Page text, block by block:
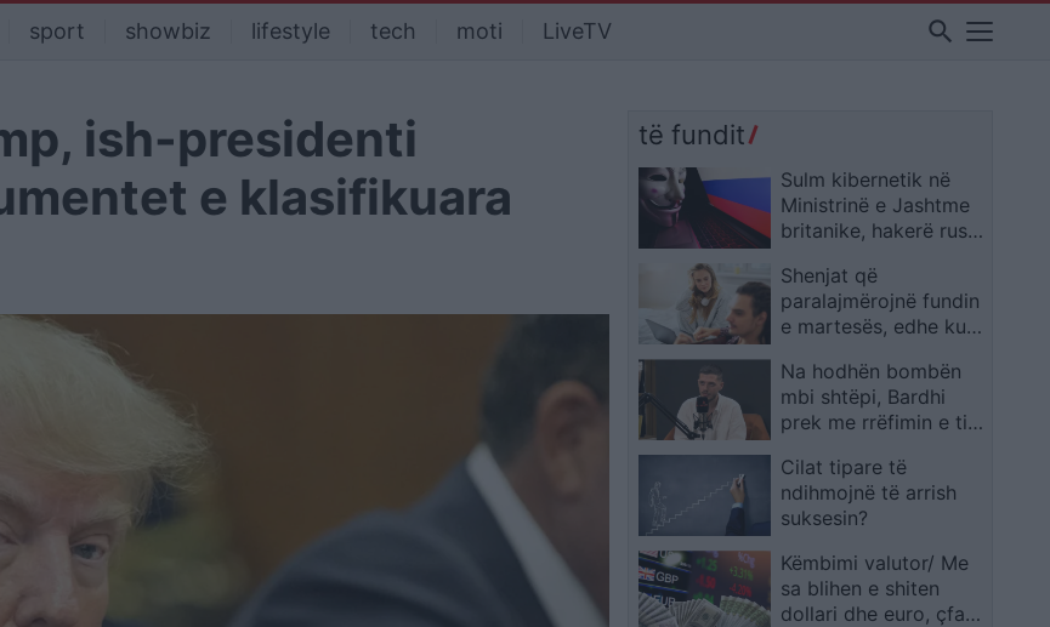
sport showbiz lifestyle tech moti LiveTV search
ish-presidenti
e klasifikuara
të fundit
Sulm kibernetik në
Ministrinë e Jashtme
britanike, hakerë rusë
dhënat qeveritare:
Vlera shkon në 44
mijë paund
Shenjat që
paralajmërojnë fundin
e martesës, edhe kur
nuk e kuptojnë
Na hodhën bombën
mbi shtëpi, Bardhi
prek me rrëfimin e tij:
time…
Cilat tipare të
ndihmojnë të arrish
suksesin?
Këmbimi valutor/ Me
sa blihen e shiten
dollari dhe euro, çfarë